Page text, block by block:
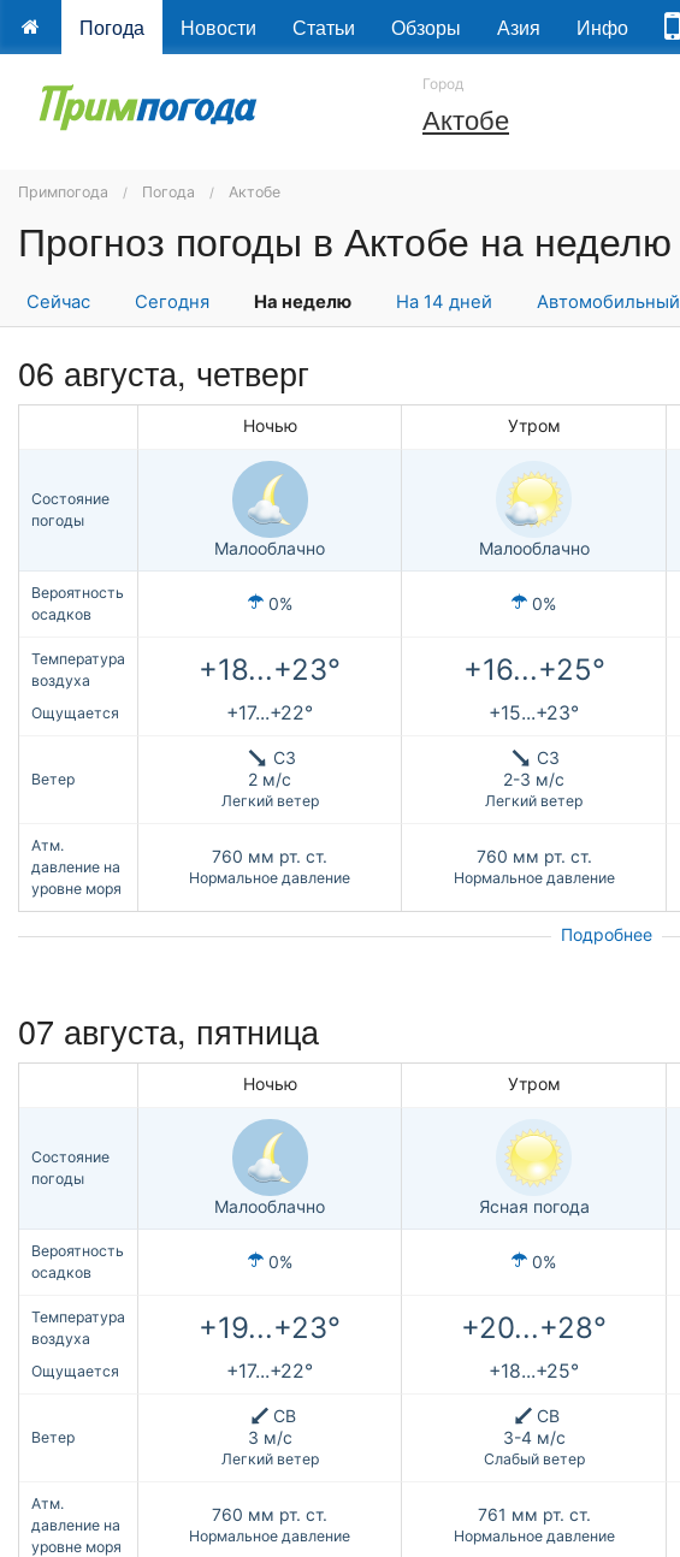
Погода Новости Статьи Обзоры Азия Инфо
Город
Актобе
Примпогода Погода Актобе
Прогноз погоды в Актобе на неделю
Сейчас Сегодня На неделю На 14 дней Автомобильный
06 августа, четверг
Ночью Утром
Состояние
погоды
Малооблачно Малооблачно
Вероятность
осадков
0% 0%
Температура
воздуха
+18...+23° +16...+25°
Ощущается +17...+22° +15...+23°
Ветер
СЗ
2 м/с
Легкий ветер
СЗ
2-3 м/с
Легкий ветер
Атм.
давление на
уровне моря
760 мм рт. ст.
Нормальное давление
760 мм рт. ст.
Нормальное давление
Подробнее
07 августа, пятница
Ночью Утром
Состояние
погоды
Малооблачно Ясная погода
Вероятность
осадков
0% 0%
Температура
воздуха
+19...+23° +20...+28°
Ощущается +17...+22° +18...+25°
Ветер
СВ
3 м/с
Легкий ветер
СВ
3-4 м/с
Слабый ветер
Атм.
давление на
уровне моря
760 мм рт. ст.
Нормальное давление
761 мм рт. ст.
Нормальное давление